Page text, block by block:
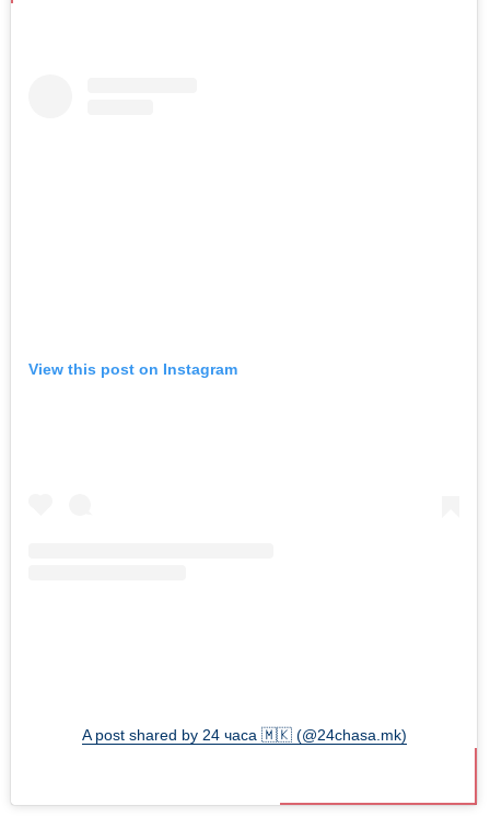
View this post on Instagram
A post shared by 24 часа 🇲🇰 (@24chasa.mk)